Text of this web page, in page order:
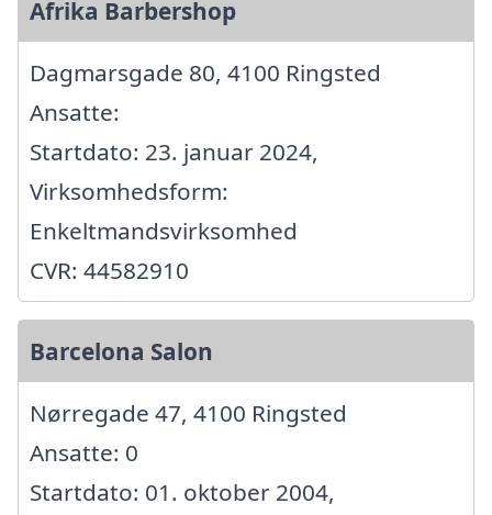
Afrika Barbershop
Dagmarsgade 80, 4100 Ringsted
Ansatte:
Startdato: 23. januar 2024,
Virksomhedsform:
Enkeltmandsvirksomhed
CVR: 44582910
Barcelona Salon
Nørregade 47, 4100 Ringsted
Ansatte: 0
Startdato: 01. oktober 2004,